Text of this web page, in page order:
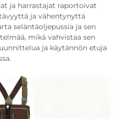
ja harrastajat raportoivat
ja vähentynyttä
seläntäoljepussia ja sen
mikä vahvistaa sen
ja käytännön etuja